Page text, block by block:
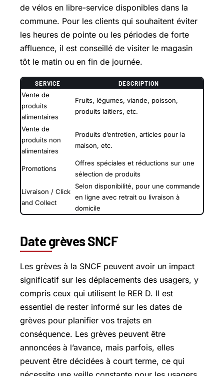
de vélos en libre-service disponibles dans la
commune. Pour les clients qui souhaitent éviter
les heures de pointe ou les périodes de forte
affluence, il est conseillé de visiter le magasin
tôt le matin ou en fin de journée.
SERVICE DESCRIPTION
Vente de
produits
alimentaires
Fruits, légumes, viande, poisson,
produits laitiers, etc.
Vente de
produits non
alimentaires
Produits d’entretien, articles pour la
maison, etc.
Promotions
Offres spéciales et réductions sur une
sélection de produits
Livraison / Click
and Collect
Selon disponibilité, pour une commande
en ligne avec retrait ou livraison à
domicile
Date grèves SNCF
Les grèves à la SNCF peuvent avoir un impact
significatif sur les déplacements des usagers, y
compris ceux qui utilisent le RER D. Il est
essentiel de rester informé sur les dates de
grèves pour planifier vos trajets en
conséquence. Les grèves peuvent être
annoncées à l’avance, mais parfois, elles
peuvent être décidées à court terme, ce qui